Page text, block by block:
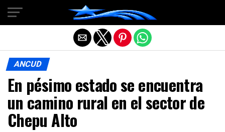
ANCUD
En pésimo estado se encuentra
un camino rural en el sector de
Chepu Alto
Salir de la versión móvil